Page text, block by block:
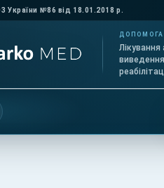
України №86 від 18.01.2018 р.
ДОПОМОГА
Лікування